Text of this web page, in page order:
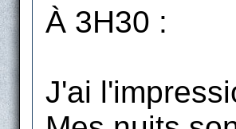
À 3H30 :
J'ai